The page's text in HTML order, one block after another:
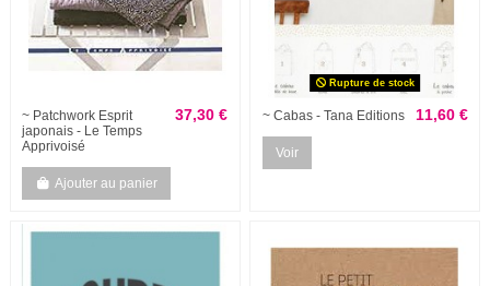
~ Patchwork Esprit
japonais - Le Temps
Apprivoisé
37,30 €
Ajouter au panier
Rupture de stock
~ Cabas - Tana Editions 11,60 €
Voir